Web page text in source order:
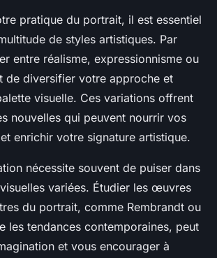
pratique du portrait, il est essentiel
de styles artistiques. Par
entre réalisme, expressionnisme ou
de diversifier votre approche et
visuelle. Ces variations offrent
nouvelles qui peuvent nourrir vos
enrichir votre signature artistique.
nécessite souvent de puiser dans
variées. Étudier les œuvres
du portrait, comme Rembrandt ou
les tendances contemporaines, peut
et vous encourager à